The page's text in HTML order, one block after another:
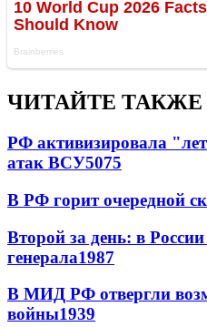
ЧИТАЙТЕ ТАКЖЕ
РФ активизировала
атак ВСУ5075
В РФ горит очередной
Второй за день: в
генерала1987
В МИД РФ отвергли
войны1939